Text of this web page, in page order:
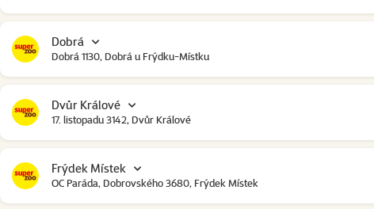
Dobrá
Dobrá 1130, Dobrá u Frýdku-Místku
Dvůr Králové
17. listopadu 3142, Dvůr Králové
Frýdek Místek
OC Paráda, Dobrovského 3680, Frýdek Místek